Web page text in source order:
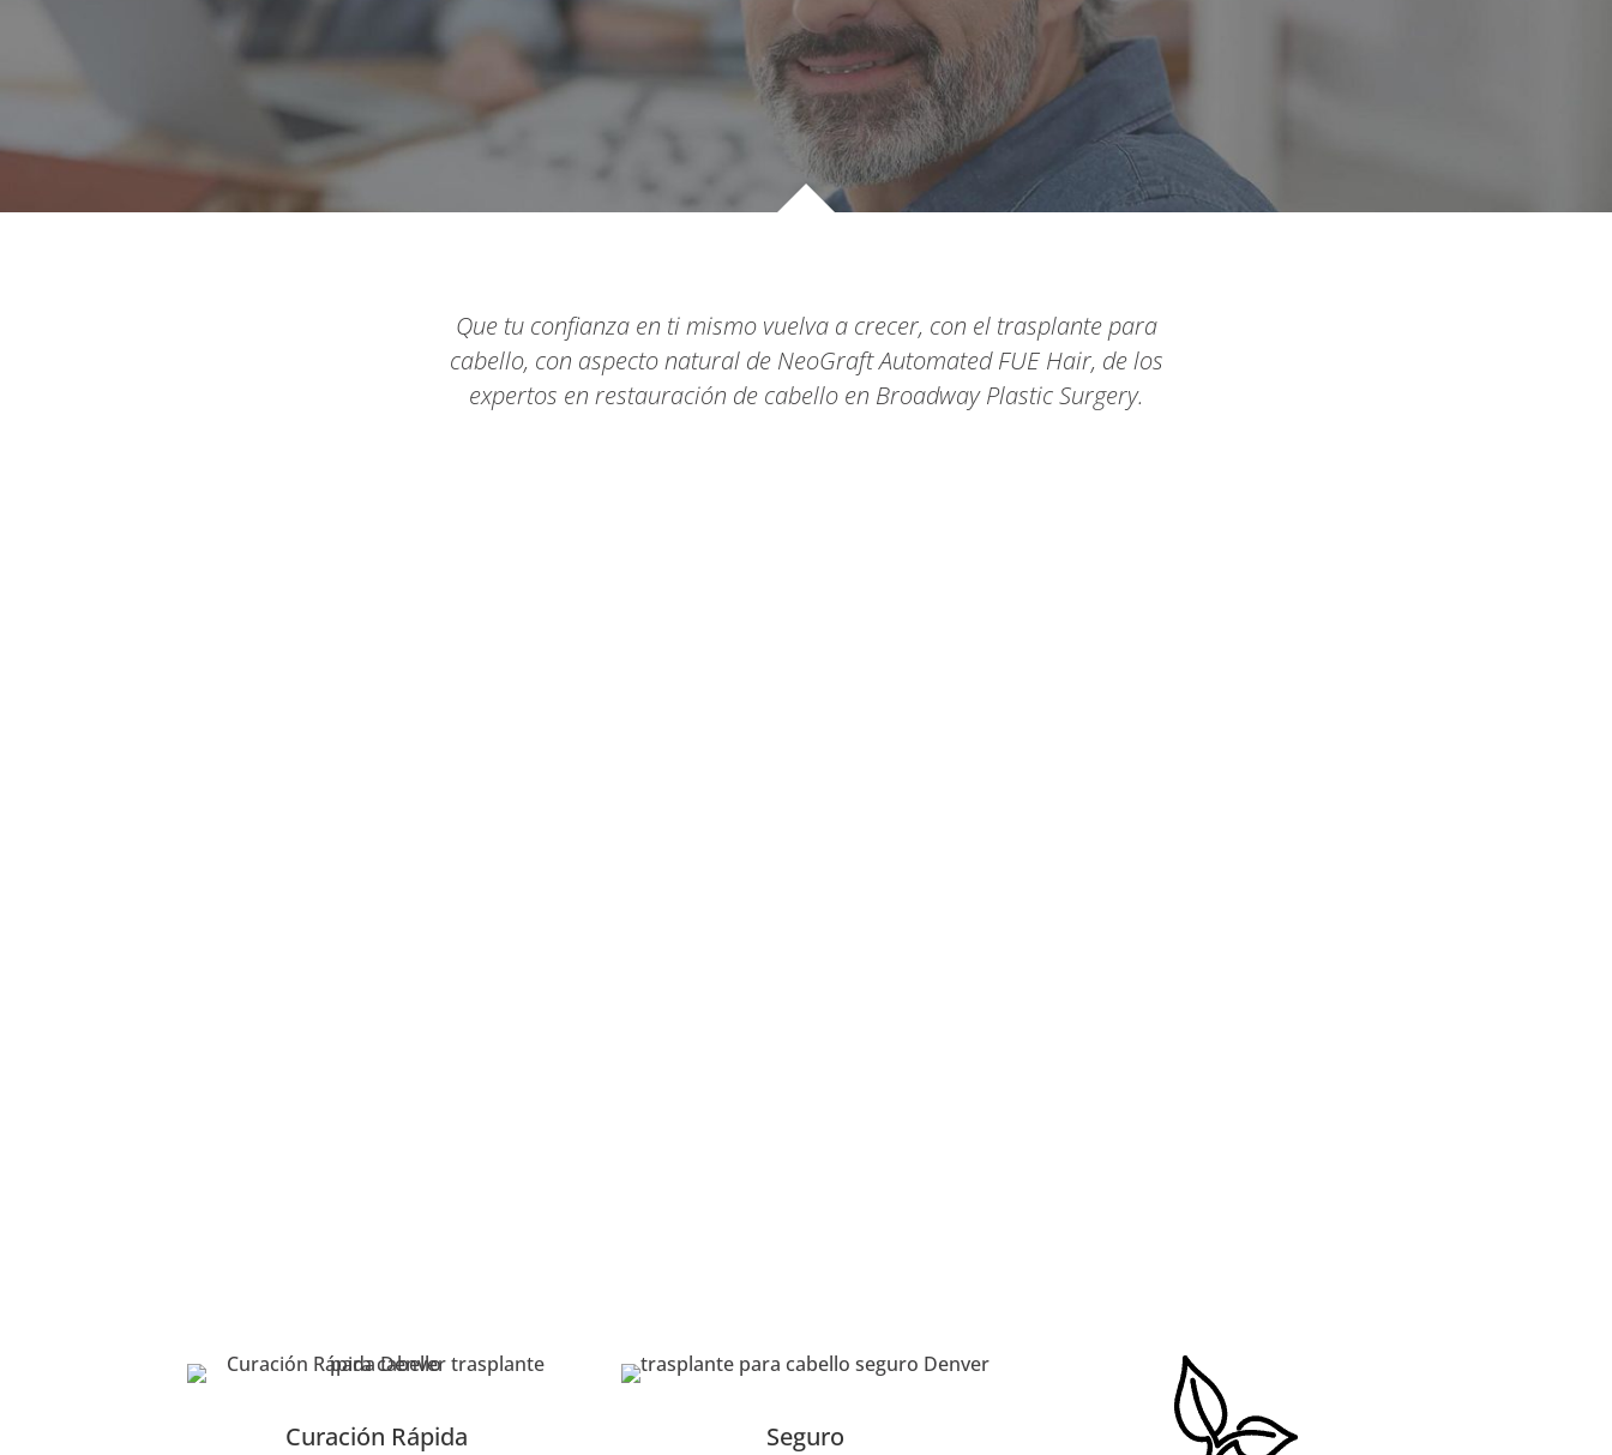
Que tu confianza en ti mismo vuelva a crecer, con el trasplante para
cabello, con aspecto natural de NeoGraft Automated FUE Hair, de los
expertos en restauración de cabello en Broadway Plastic Surgery.
Curación Rápida Seguro